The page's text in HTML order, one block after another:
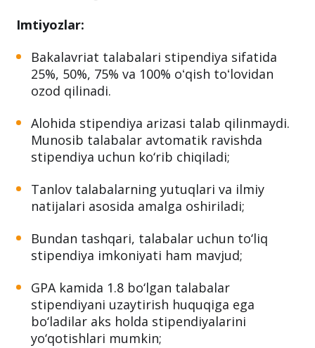
Imtiyozlar:
Bakalavriat talabalari stipendiya sifatida
25%, 50%, 75% va 100% oʻqish toʻlovidan
ozod qilinadi.
Alohida stipendiya arizasi talab qilinmaydi.
Munosib talabalar avtomatik ravishda
stipendiya uchun ko‘rib chiqiladi;
Tanlov talabalarning yutuqlari va ilmiy
natijalari asosida amalga oshiriladi;
Bundan tashqari, talabalar uchun to‘liq
stipendiya imkoniyati ham mavjud;
GPA kamida 1.8 bo‘lgan talabalar
stipendiyani uzaytirish huquqiga ega
bo‘ladilar aks holda stipendiyalarini
yo‘qotishlari mumkin;